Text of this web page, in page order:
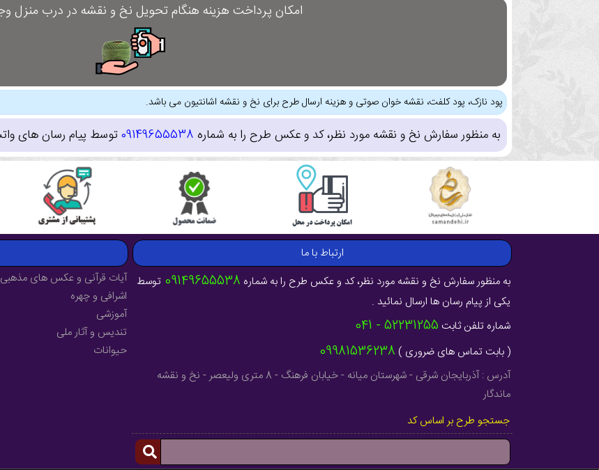
امکان پرداخت هزینه هنگام تحویل نخ و نقشه در درب منزل
پود نازک، پود کلفت، نقشه خوان صوتی و هزینه ارسال طرح برای نخ و نقشه اشانتیون می باشد.
به منظور سفارش نخ و نقشه مورد نظر، کد و عکس طرح را به شماره 09149655538توسط پیام رسان های
ارتباط با ما
به منظور سفارش نخ و نقشه مورد نظر، کد و عکس طرح را به شماره 09149655538 توسط
یکی از پیام رسان ها ارسال نمائید .
شماره تلفن ثابت 52231255 - 041
( بابت تماس های ضروری ) 09981536238
آدرس : آذربایجان شرقی - شهرستان میانه - خیابان فرهنگ - 8 متری ولیعصر - نخ و نقشه
ماندگار
جستجو طرح بر اساس کد
آیات قرآنی و عکس های مذهبی
اشرافی و چهره
آموزشی
تندیس و آثار ملی
حیوانات